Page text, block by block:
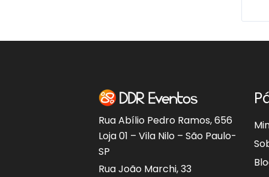
Rua Abílio Pedro Ramos, 656
Loja 01 – Vila Nilo – São Paulo-
SP
Rua João Marchi, 33